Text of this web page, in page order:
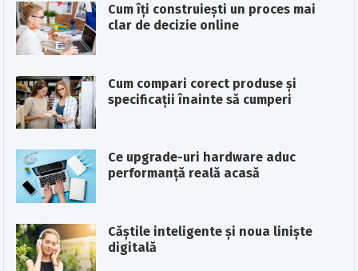
Cum îți construiești un proces mai
clar de decizie online
Cum compari corect produse și
specificații înainte să cumperi
Ce upgrade-uri hardware aduc
performanță reală acasă
Căștile inteligente și noua liniște
digitală